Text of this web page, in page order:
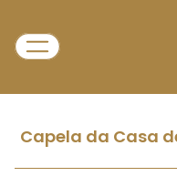
Capela da Casa